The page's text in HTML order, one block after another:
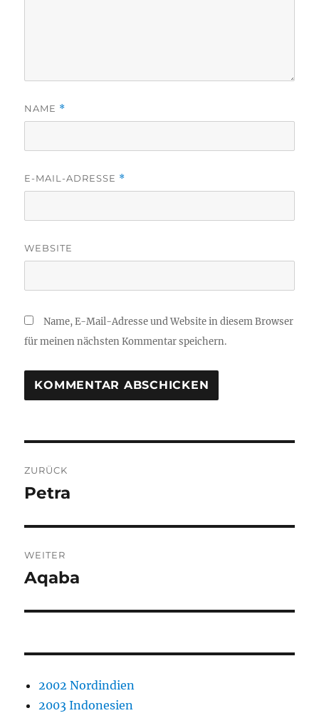
NAME *
E-MAIL-ADRESSE *
WEBSITE
Name, E-Mail-Adresse und Website in diesem Browser
für meinen nächsten Kommentar speichern.
ZURÜCK
Vorheriger
Petra
WEITER
Nächster
Aqaba
2002 Nordindien
2003 Indonesien